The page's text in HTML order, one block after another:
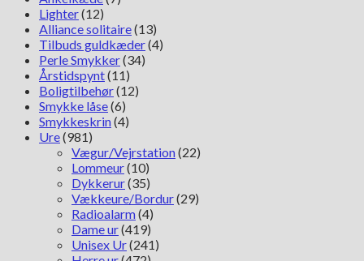
Lighter(12)
Alliance solitaire(13)
Tilbuds guldkæder(4)
Perle Smykker(34)
Årstidspynt(11)
Boligtilbehør(12)
Smykke låse(6)
Smykkeskrin(4)
Ure(981)
Vægur/Vejrstation(22)
Lommeur(10)
Dykkerur(35)
Vækkeure/Bordur(29)
Radioalarm(4)
Dame ur(419)
Unisex Ur(241)